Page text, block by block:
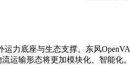
力底座与生态支撑。东风
运输形态将更加模块化、智能化